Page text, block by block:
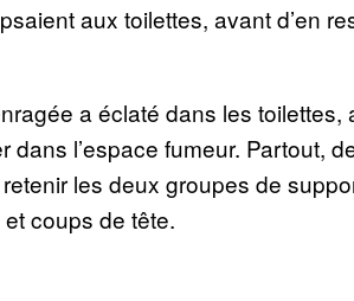
aux toilettes, avant d’en
a éclaté dans les
dans l’espace fumeur. Partout,
les deux groupes de
coups de tête.